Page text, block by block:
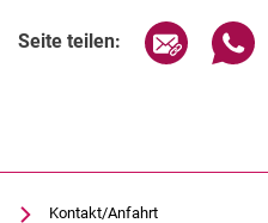
Seite teilen: Seite
Kontakt/Anfahrt